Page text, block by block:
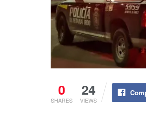
0
SHARES
24
VIEWS